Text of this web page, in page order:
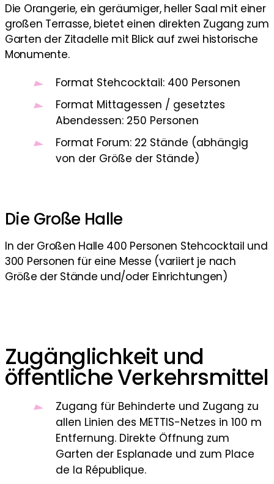
Die Orangerie, ein geräumiger, heller Saal mit einer
großen Terrasse, bietet einen direkten Zugang zum
Garten der Zitadelle mit Blick auf zwei historische
Monumente.
Format Stehcocktail: 400 Personen
Format Mittagessen / gesetztes
Abendessen: 250 Personen
Format Forum: 22 Stände (abhängig
von der Größe der Stände)
Die Große Halle
In der Großen Halle 400 Personen Stehcocktail und
300 Personen für eine Messe (variiert je nach
Größe der Stände und/oder Einrichtungen)
Zugänglichkeit und
öffentliche Verkehrsmittel
Zugang für Behinderte und Zugang zu
allen Linien des METTIS-Netzes in 100 m
Entfernung. Direkte Öffnung zum
Garten der Esplanade und zum Place
de la République.